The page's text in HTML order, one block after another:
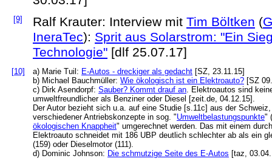
[9] Ralf Krauter: Interview mit Tim Böltken (
IneraTec): Sprit aus Solarstrom: "Ein
Technologie" [dlf 25.07.17]
[10] a) Marie Tuil: E-Autos - dreckiger als gedacht [SZ, 23.11.15]
b) Michael Bauchmüller: Wie ökologisch ist ein Elektroauto? [SZ
c) Dirk Asendorpf: Sauber? Kommt drauf an. Elektroautos sind
umweltfreundlicher als Benziner oder Diesel [zeit.de, 04.12.15].
Der Autor bezieht sich u.a. auf eine Studie [s.11c] aus der
verschiedener Antriebskonzepte in sog. "Umweltbelastungspunkte"
ökologischen Knappheit" umgerechnet werden. Das mit einem
Elektroauto schneidet mit 186 UBP deutlich schlechter ab als ein
(159) oder Dieselmotor (111).
d) Dominic Johnson: Die schmutzige Seite des E-Autos [taz,